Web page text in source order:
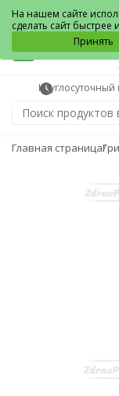
Белово
Главная страница
На нашем сайте
сделать сайт быстрее
Принять